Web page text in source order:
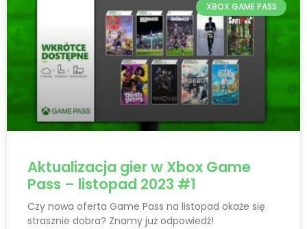
XBOX GAME PASS
Aktualizacja gier w Xbox Game
Pass – listopad 2023 #1
Czy nowa oferta Game Pass na listopad okaże się
strasznie dobra? Znamy już odpowiedź!